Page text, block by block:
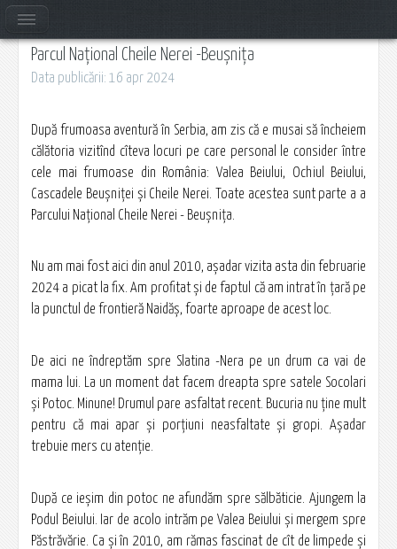
Parcul Național Cheile Nerei -Beușnița
Data publicării: 16 apr 2024
După frumoasa aventură în Serbia, am zis că e musai să încheiem
călătoria vizitînd cîteva locuri pe care personal le consider între
cele mai frumoase din România: Valea Beiului, Ochiul Beiului,
Cascadele Beușniței și Cheile Nerei. Toate acestea sunt parte a a
Parcului Național Cheile Nerei - Beușnița.
Nu am mai fost aici din anul 2010, așadar vizita asta din februarie
2024 a picat la fix. Am profitat și de faptul că am intrat în țară pe
la punctul de frontieră Naidăș, foarte aproape de acest loc.
De aici ne îndreptăm spre Slatina -Nera pe un drum ca vai de
mama lui. La un moment dat facem dreapta spre satele Socolari
și Potoc. Minune! Drumul pare asfaltat recent. Bucuria nu ține mult
pentru că mai apar și porțiuni neasfaltate și gropi. Așadar
trebuie mers cu atenție.
După ce ieșim din potoc ne afundăm spre sălbăticie. Ajungem la
Podul Beiului. Iar de acolo intrăm pe Valea Beiului și mergem spre
Păstrăvărie. Ca și în 2010, am rămas fascinat de cît de limpede și